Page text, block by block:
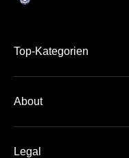
Top-Kategorien
About
Legal